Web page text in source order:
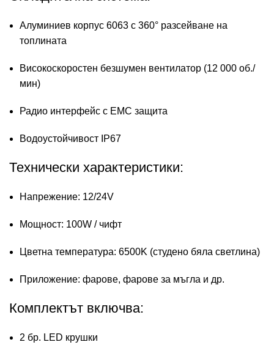
Алуминиев корпус 6063 с 360° разсейване на
топлината
Високоскоростен безшумен вентилатор (12 000 об./
мин)
Радио интерфейс с EMC защита
Водоустойчивост IP67
Технически характеристики:
Напрежение: 12/24V
Мощност: 100W / чифт
Цветна температура: 6500K (студено бяла светлина)
Приложение: фарове, фарове за мъгла и др.
Комплектът включва:
2 бр. LED крушки